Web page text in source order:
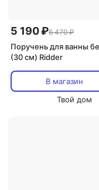
5 190 ₽6 470 ₽
Поручень для ванны
(30 см) Ridder
В магазин
Твой дом